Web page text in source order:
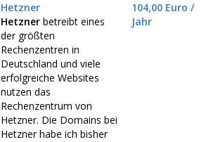
Hetzner
Hetzner betreibt eines
der größten
Rechenzentren in
Deutschland und viele
erfolgreiche Websites
nutzen das
Rechenzentrum von
Hetzner. Die Domains bei
Hetzner habe ich bisher
104,00 Euro /
Jahr